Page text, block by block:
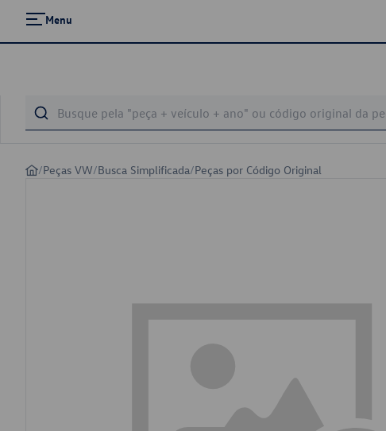
Menu
/Peças VW/Busca Simplificada/Peças por Código Original